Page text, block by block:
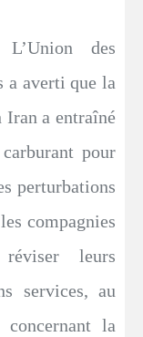
L’Union des
a averti que la
Iran a entraîné
pour
perturbations
compagnies
leurs
services, au
la